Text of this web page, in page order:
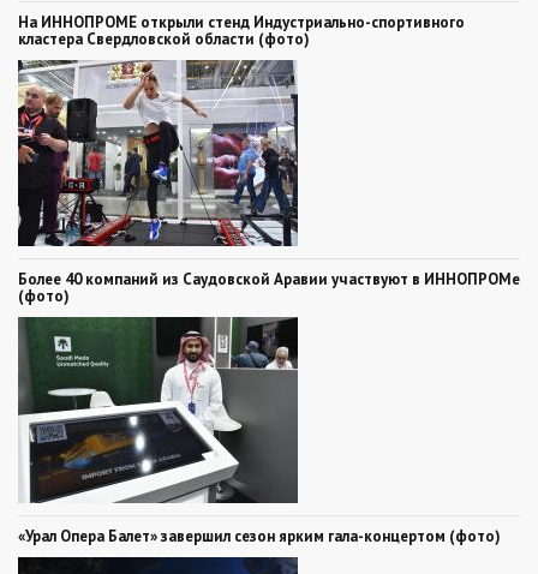
На ИННОПРОМЕ открыли стенд Индустриально-спортивного
кластера Свердловской области (фото)
Более 40 компаний из Саудовской Аравии участвуют в ИННОПРОМе
(фото)
«Урал Опера Балет» завершил сезон ярким гала-концертом (фото)